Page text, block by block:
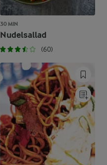
30 MIN
Nudelsallad
(60)